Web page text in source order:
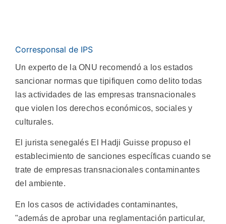
Corresponsal de IPS
Un experto de la ONU recomendó a los estados
sancionar normas que tipifiquen como delito todas
las actividades de las empresas transnacionales
que violen los derechos económicos, sociales y
culturales.
El jurista senegalés El Hadji Guisse propuso el
establecimiento de sanciones específicas cuando se
trate de empresas transnacionales contaminantes
del ambiente.
En los casos de actividades contaminantes,
"además de aprobar una reglamentación particular,